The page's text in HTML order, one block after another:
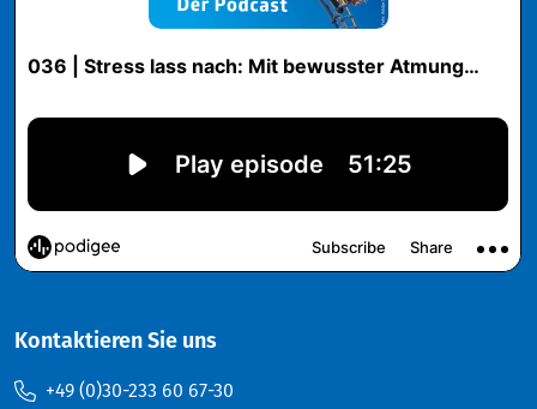
Kontaktieren Sie uns
+49 (0)30-233 60 67-30